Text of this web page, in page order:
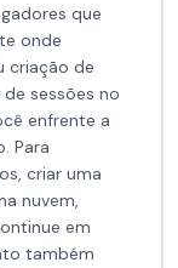
que
onde
criação de
sessões no
enfrente a
Para
criar uma
nuvem,
em
também